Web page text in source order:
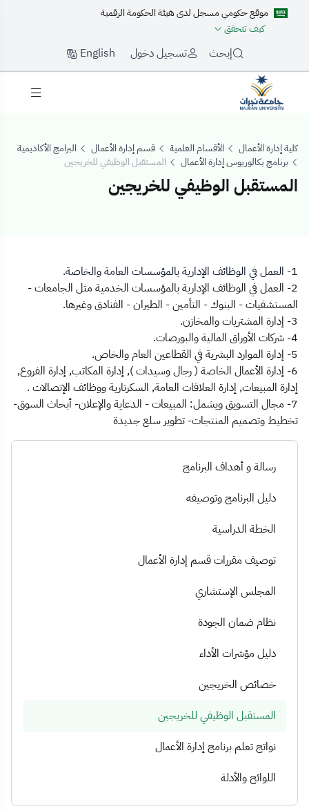
موقع حكومي مسجل لدى هيئة الحكومة الرقمية
كيف تتحقق
إبحث تسجيل دخول English
كلية إدارة الأعمال الأقسام العلمية قسم إدارة الأعمال
البرامج الأكاديمية
برنامج بكالوريوس إدارة الأعمال
المستقبل الوظيفي للخريجين
المستقبل الوظيفي للخريجين
المستقبل
رسالة و أهداف البرنامج
دليل البرنامج وتوصيفه
الخطة الدراسية
توصيف مقررات قسم إدارة الأعمال
المجلس الإستشاري
نظام ضمان الجودة
دليل مؤشرات الأداء
خصائص الخريجين
المستقبل الوظيفي للخريجين
نواتج تعلم برنامج إدارة الأعمال
اللوائح والأدلة
1- العمل في الوظائف الإدارية بالمؤسسات العامة والخاصة.
2- العمل في الوظائف الإدارية بالمؤسسات الخدمية مثل الجامعات -
المستشفيات - البنوك - التأمين - الطيران - الفنادق وغيرها.
3- إدارة المشتريات والمخازن.
4- شركات الأوراق المالية والبورصات.
5- إدارة الموارد البشرية في القطاعين العام والخاص.
6- إدارة الأعمال الخاصة ( رجال وسيدات ), إدارة المكاتب, إدارة الفروع,
إدارة المبيعات, إدارة العلاقات العامة, السكرتارية ووظائف الإتصالات .
7- مجال التسويق ويشمل: المبيعات - الدعاية والإعلان- أبحاث السوق-
تخطيط وتصميم المنتجات- تطوير سلع جديدة